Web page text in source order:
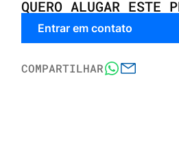
QUERO ALUGAR ESTE
Entrar em contato
COMPARTILHAR